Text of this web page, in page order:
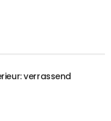
verrassend